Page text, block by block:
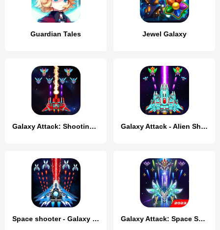
Guardian Tales Jewel Galaxy
Galaxy Attack: Shooting Game Galaxy Attack - Alien Shooter
Space shooter - Galaxy attack Galaxy Attack: Space Shooter